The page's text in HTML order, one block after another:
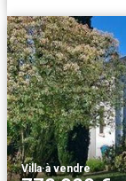
Villa·à vendre